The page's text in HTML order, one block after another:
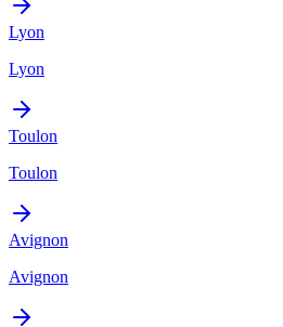
Lyon
Lyon
Toulon
Toulon
Avignon
Avignon